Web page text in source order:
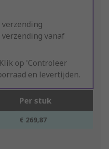
vanaf
Klik op 'Controleer
en levertijden.
Per stuk
€ 269,87